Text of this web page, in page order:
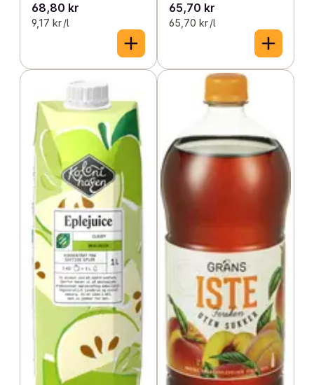
68,80 kr
9,17 kr /l
65,70 kr
65,70 kr /l